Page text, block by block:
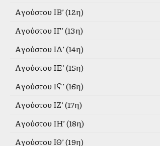
Αὐγούστου ΙΒ’ (12η)
Αὐγούστου ΙΓ’ (13η)
Αὐγούστου ΙΔ’ (14η)
Αὐγούστου ΙΕ’ (15η)
Αὐγούστου ΙϚ’ (16η)
Αὐγούστου ΙΖ’ (17η)
Αὐγούστου ΙΗ’ (18η)
Αὐγούστου ΙΘ’ (19η)